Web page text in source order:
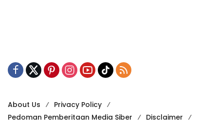
About Us
Privacy Policy
Pedoman Pemberitaan Media Siber
Disclaimer